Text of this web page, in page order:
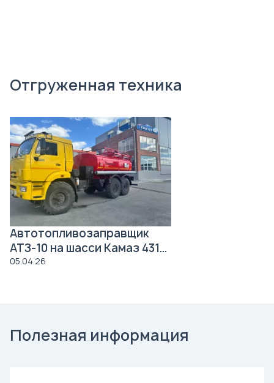
Отгруженная техника
Автотопливозаправщик
АТЗ-10 на шасси Камаз 43118
Роснефть
05.04.26
Полезная информация